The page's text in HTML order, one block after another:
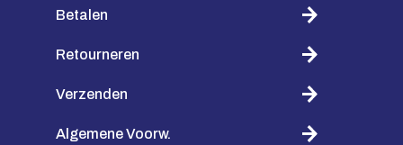
Betalen
Retourneren
Verzenden
Algemene Voorw.